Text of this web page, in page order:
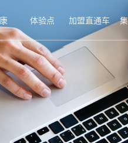
体验点 加盟直通车